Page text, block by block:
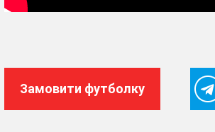
Замовити футболку